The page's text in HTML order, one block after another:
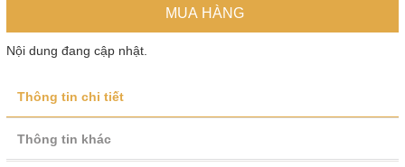
MUA HÀNG
Nội dung đang cập nhật.
Thông tin chi tiết
Thông tin khác